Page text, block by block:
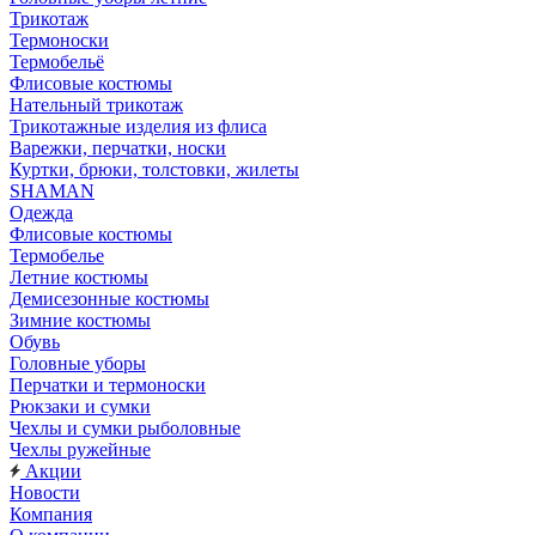
Трикотаж
Термоноски
Термобельё
Флисовые костюмы
Нательный трикотаж
Трикотажные изделия из флиса
Варежки, перчатки, носки
Куртки, брюки, толстовки, жилеты
SHAMAN
Одежда
Флисовые костюмы
Термобелье
Летние костюмы
Демисезонные костюмы
Зимние костюмы
Обувь
Головные уборы
Перчатки и термоноски
Рюкзаки и сумки
Чехлы и сумки рыболовные
Чехлы ружейные
Акции
Новости
Компания